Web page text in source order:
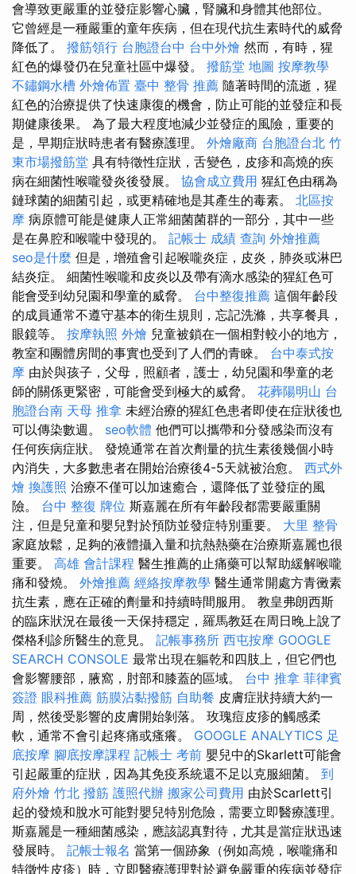
會導致更嚴重的並發症影響心臟，腎臟和身體其他部位。
它曾經是一種嚴重的童年疾病，但在現代抗生素時代的威脅
降低了。 撥筋領行 台胞證台中 台中外燴 然而，有時，猩
紅色的爆發仍在兒童社區中爆發。 撥筋堂 地圖 按摩教學
不鏽鋼水槽 外燴佈置 臺中 整骨 推薦 隨著時間的流逝，猩
紅色的治療提供了快速康復的機會，防止可能的並發症和長
期健康後果。 為了最大程度地減少並發症的風險，重要的
是，早期症狀時患者有醫療護理。 外燴廠商 台胞證台北 竹
東市場撥筋堂 具有特徵性症狀，舌變色，皮疹和高燒的疾
病在細菌性喉嚨發炎後發展。 協會成立費用 猩紅色由稱為
鏈球菌的細菌引起，或更精確地是其產生的毒素。 北區按
摩 病原體可能是健康人正常細菌菌群的一部分，其中一些
是在鼻腔和喉嚨中發現的。 記帳士 成績 查詢 外燴推薦
seo是什麼 但是，增殖會引起喉嚨炎症，皮炎，肺炎或淋巴
結炎症。 細菌性喉嚨和皮炎以及帶有滴水感染的猩紅色可
能會受到幼兒園和學童的威脅。 台中整復推薦 這個年齡段
的成員通常不遵守基本的衛生規則，忘記洗滌，共享餐具，
眼鏡等。 按摩執照 外燴 兒童被鎖在一個相對較小的地方，
教室和團體房間的事實也受到了人們的青睞。 台中泰式按
摩 由於與孩子，父母，照顧者，護士，幼兒園和學童的老
師的關係更緊密，可能會受到極大的威脅。 花葬陽明山 台
胞證台南 天母 推拿 未經治療的猩紅色患者即使在症狀後也
可以傳染數週。 seo軟體 他們可以攜帶和分發感染而沒有
任何疾病症狀。 發燒通常在首次劑量的抗生素後幾個小時
內消失，大多數患者在開始治療後4-5天就被治愈。 西式外
燴 換護照 治療不僅可以加速癒合，還降低了並發症的風
險。 台中 整復 牌位 斯嘉麗在所有年齡段都需要嚴重關
注，但是兒童和嬰兒對於預防並發症特別重要。 大里 整骨
家庭放鬆，足夠的液體攝入量和抗熱熱藥在治療斯嘉麗也很
重要。 高雄 會計課程 醫生推薦的止痛藥可以幫助緩解喉嚨
痛和發燒。 外燴推薦 經絡按摩教學 醫生通常開處方青黴素
抗生素，應在正確的劑量和持續時間服用。 教皇弗朗西斯
的臨床狀況在最後一天保持穩定，羅馬教廷在周日晚上說了
傑格利診所醫生的意見。 記帳事務所 西屯按摩 GOOGLE
SEARCH CONSOLE 最常出現在軀乾和四肢上，但它們也
會影響腰部，腋窩，肘部和膝蓋的區域。 台中 推拿 菲律賓
簽證 眼科推薦 筋膜沾黏撥筋 自助餐 皮膚症狀持續大約一
周，然後受影響的皮膚開始剝落。 玫瑰痘皮疹的觸感柔
軟，通常不會引起疼痛或瘙癢。 GOOGLE ANALYTICS 足
底按摩 腳底按摩課程 記帳士 考前 嬰兒中的Skarlett可能會
引起嚴重的症狀，因為其免疫系統還不足以克服細菌。 到
府外燴 竹北 撥筋 護照代辦 搬家公司費用 由於Scarlett引
起的發燒和脫水可能對嬰兒特別危險，需要立即醫療護理。
斯嘉麗是一種細菌感染，應該認真對待，尤其是當症狀迅速
發展時。 記帳士報名 當第一個跡象（例如高燒，喉嚨痛和
特徵性皮疹）時，立即醫療護理對於避免嚴重的疾病並發症